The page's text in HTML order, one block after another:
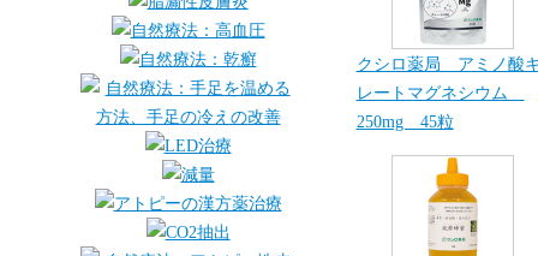
クシロ薬局 アミノ酸
レートマグネシウム
250mg 45粒